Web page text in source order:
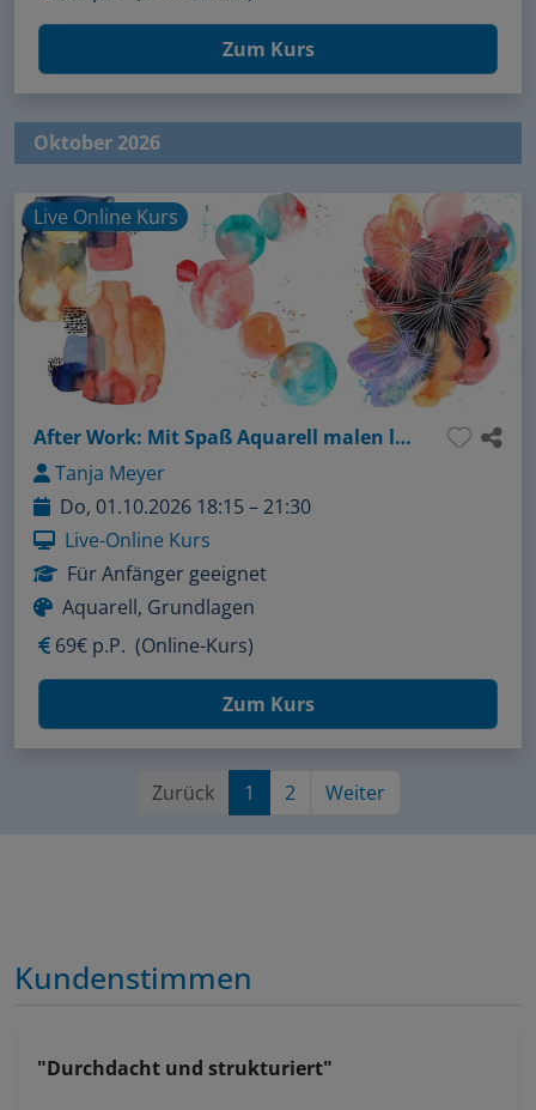
Zum Kurs
Oktober 2026
Live Online Kurs
After Work: Mit Spaß Aquarell malen lernen - Ein toller Grundlagenkurs
Tanja Meyer
Do, 01.10.2026 18:15 – 21:30
Live-Online Kurs
Für Anfänger geeignet
Aquarell, Grundlagen
69€ p.P. (Online-Kurs)
Zum Kurs
Zurück 1 2 Weiter
Kundenstimmen
"Durchdacht und strukturiert"